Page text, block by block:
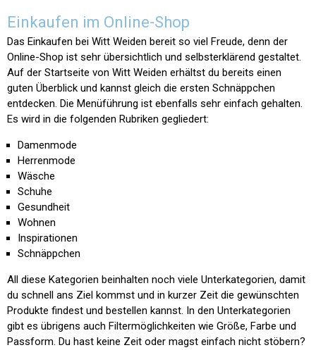
Einkaufen im Online-Shop
Das Einkaufen bei Witt Weiden bereit so viel Freude, denn der
Online-Shop ist sehr übersichtlich und selbsterklärend gestaltet.
Auf der Startseite von Witt Weiden erhältst du bereits einen
guten Überblick und kannst gleich die ersten Schnäppchen
entdecken. Die Menüführung ist ebenfalls sehr einfach gehalten.
Es wird in die folgenden Rubriken gegliedert:
Damenmode
Herrenmode
Wäsche
Schuhe
Gesundheit
Wohnen
Inspirationen
Schnäppchen
All diese Kategorien beinhalten noch viele Unterkategorien, damit
du schnell ans Ziel kommst und in kurzer Zeit die gewünschten
Produkte findest und bestellen kannst. In den Unterkategorien
gibt es übrigens auch Filtermöglichkeiten wie Größe, Farbe und
Passform. Du hast keine Zeit oder magst einfach nicht stöbern?